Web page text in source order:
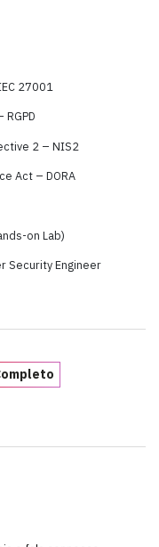
27001
2 – NIS2
Act – DORA
on Lab)
Security Engineer